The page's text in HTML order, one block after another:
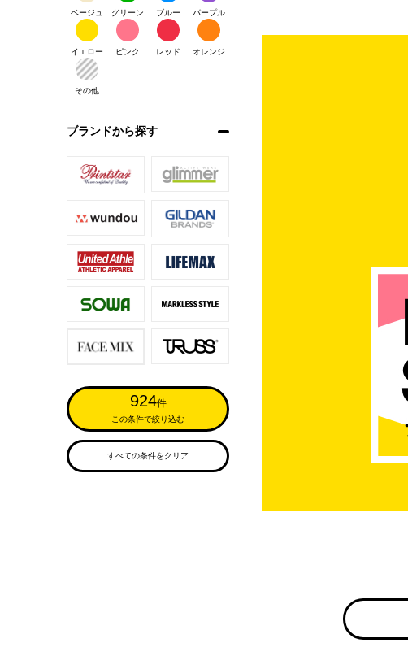
ベージュ グリーン ブルー パープル
イエロー ピンク レッド オレンジ
その他
ブランドから探す
924件
この条件で絞り込む
すべての条件をクリア